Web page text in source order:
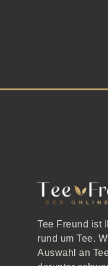
Tee Freund ist
rund um Tee.
Auswahl an